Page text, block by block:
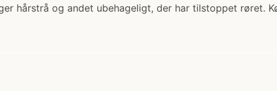
hårstrå og andet ubehageligt, der har tilstoppet røret.